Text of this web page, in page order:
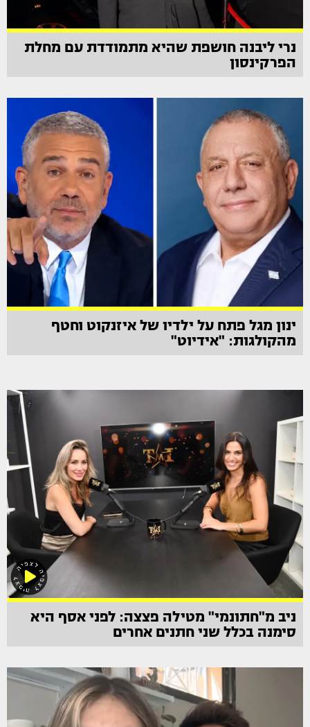
נרי ליבנה חושפת שהיא מתמודדת עם מחלת
הפרקינסון
ינון מגל פתח על ילדיו של איזנקוט וחטף
מהקולגות: "אידיוט"
ניב מ"חתונמי" מטילה פצצה: לפני אסף היא
סימנה בכלל שני חתנים אחרים